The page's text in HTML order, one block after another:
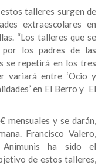
talleres surgen de
extraescolares en
“Los talleres que se
los padres de las
se repetirá en los tres
variará entre ‘Ocio y
en El Berro y El
mensuales y se darán,
Francisco Valero,
Animunis ha sido el
de estos talleres,